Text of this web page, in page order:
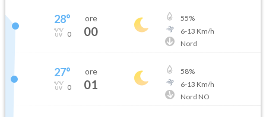
28°
0
ore
00
55%
6-13 Km/h
Nord
27°
0
ore
01
58%
6-13 Km/h
Nord NO